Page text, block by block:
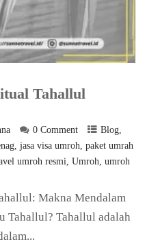
Tahallul
0 Comment Blog,
, jasa visa umroh paket umrah
umroh resmi Umroh umroh
Makna Mendalam
Tahallul? Tahallul adalah